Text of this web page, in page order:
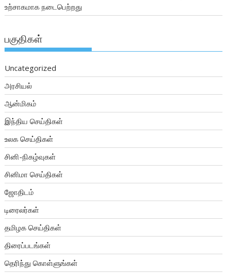
உற்சாகமாக நடைபெற்றது
பகுதிகள்
Uncategorized
அரசியல்
ஆன்மிகம்
இந்திய செய்திகள்
உலக செய்திகள்
சினி-நிகழ்வுகள்
சினிமா செய்திகள்
ஜோதிடம்
டிரைலர்கள்
தமிழக செய்திகள்
திரைப்படங்கள்
தெரிந்து கொள்ளுங்கள்